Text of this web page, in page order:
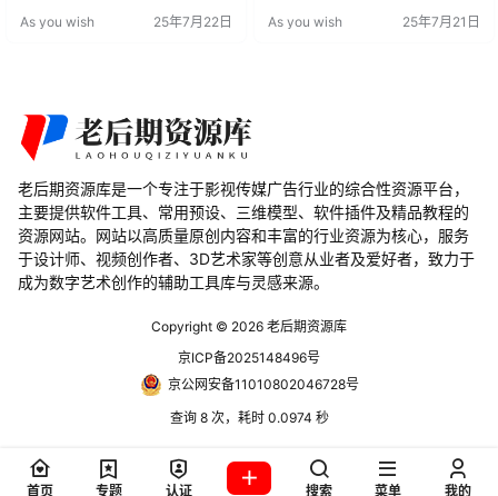
具都能在点击之间创建令人难以置
As you wish 25年7月22日
计，只需点击几下即可实现高质量
As you wish 25年7月21日
老后期资源库是一个专注于影视传媒广告行业的综合性资源平台，
主要提供软件工具、常用预设、三维模型、软件插件及精品教程的
资源网站。网站以高质量原创内容和丰富的行业资源为核心，服务
于设计师、视频创作者、3D艺术家等创意从业者及爱好者，致力于
成为数字艺术创作的辅助工具库与灵感来源。
Copyright © 2026 老后期资源库
京ICP备2025148496号
京公网安备11010802046728号
查询 8 次，耗时 0.0974 秒
首页 专题 认证 搜索 菜单 我的